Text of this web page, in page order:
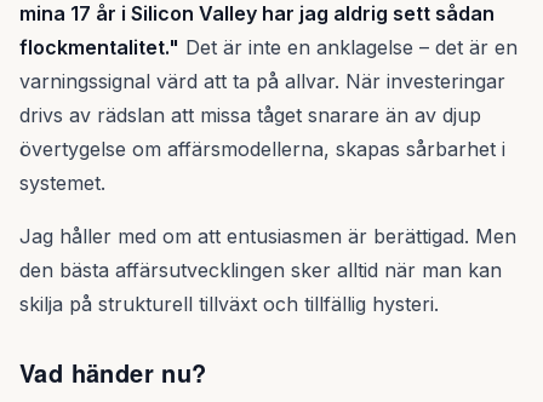
mina 17 år i Silicon Valley har jag aldrig sett sådan
flockmentalitet." Det är inte en anklagelse – det är en
varningssignal värd att ta på allvar. När investeringar
drivs av rädslan att missa tåget snarare än av djup
övertygelse om affärsmodellerna, skapas sårbarhet i
systemet.
Jag håller med om att entusiasmen är berättigad. Men
den bästa affärsutvecklingen sker alltid när man kan
skilja på strukturell tillväxt och tillfällig hysteri.
Vad händer nu?